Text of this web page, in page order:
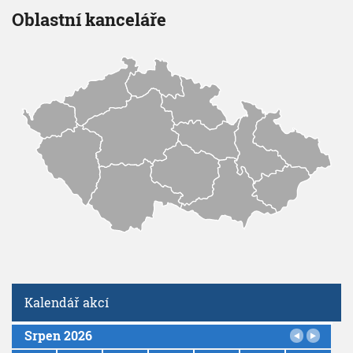
I
G
Oblastní kanceláře
Kalendář akcí
P
Srpen 2026